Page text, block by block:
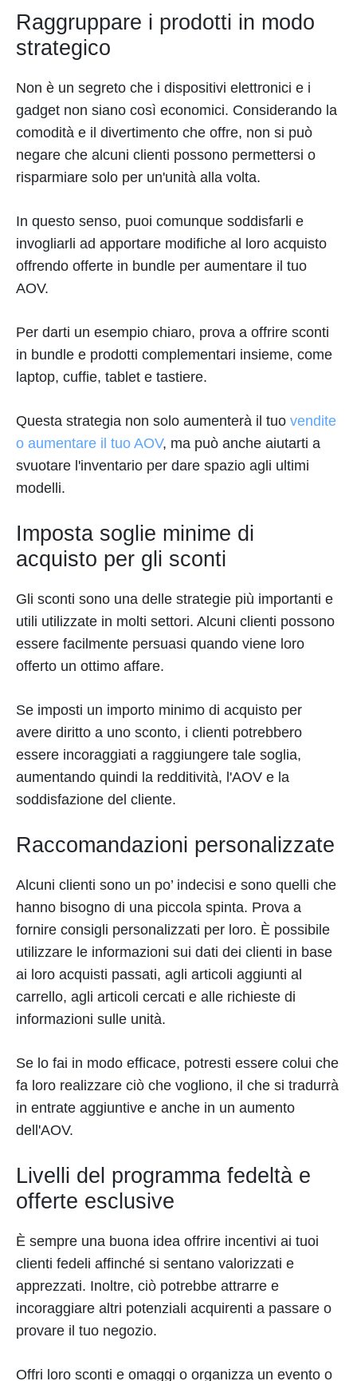
Raggruppare i prodotti in modo
strategico
Non è un segreto che i dispositivi elettronici e i
gadget non siano così economici. Considerando la
comodità e il divertimento che offre, non si può
negare che alcuni clienti possono permettersi o
risparmiare solo per un'unità alla volta.
In questo senso, puoi comunque soddisfarli e
invogliarli ad apportare modifiche al loro acquisto
offrendo offerte in bundle per aumentare il tuo
AOV.
Per darti un esempio chiaro, prova a offrire sconti
in bundle e prodotti complementari insieme, come
laptop, cuffie, tablet e tastiere.
Questa strategia non solo aumenterà il tuo vendite
o aumentare il tuo AOV, ma può anche aiutarti a
svuotare l'inventario per dare spazio agli ultimi
modelli.
Imposta soglie minime di
acquisto per gli sconti
Gli sconti sono una delle strategie più importanti e
utili utilizzate in molti settori. Alcuni clienti possono
essere facilmente persuasi quando viene loro
offerto un ottimo affare.
Se imposti un importo minimo di acquisto per
avere diritto a uno sconto, i clienti potrebbero
essere incoraggiati a raggiungere tale soglia,
aumentando quindi la redditività, l'AOV e la
soddisfazione del cliente.
Raccomandazioni personalizzate
Alcuni clienti sono un po’ indecisi e sono quelli che
hanno bisogno di una piccola spinta. Prova a
fornire consigli personalizzati per loro. È possibile
utilizzare le informazioni sui dati dei clienti in base
ai loro acquisti passati, agli articoli aggiunti al
carrello, agli articoli cercati e alle richieste di
informazioni sulle unità.
Se lo fai in modo efficace, potresti essere colui che
fa loro realizzare ciò che vogliono, il che si tradurrà
in entrate aggiuntive e anche in un aumento
dell'AOV.
Livelli del programma fedeltà e
offerte esclusive
È sempre una buona idea offrire incentivi ai tuoi
clienti fedeli affinché si sentano valorizzati e
apprezzati. Inoltre, ciò potrebbe attrarre e
incoraggiare altri potenziali acquirenti a passare o
provare il tuo negozio.
Offri loro sconti e omaggi o organizza un evento o